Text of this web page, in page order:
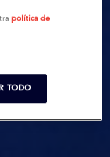
política de
TODO